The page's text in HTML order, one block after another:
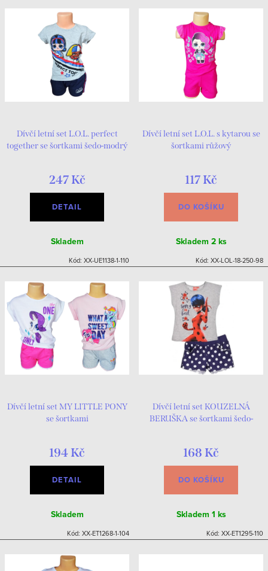
Dívčí letní set L.O.L. perfect
together se šortkami šedo-modrý
247 Kč
DETAIL
Skladem
Kód: XX-UE1138-1-110
Dívčí letní set L.O.L. s kytarou se
šortkami růžový
117 Kč
DO KOŠÍKU
Skladem 2 ks
Kód: XX-LOL-18-250-98
Dívčí letní set MY LITTLE PONY
se šortkami
194 Kč
DETAIL
Skladem
Kód: XX-ET1268-1-104
Dívčí letní set KOUZELNÁ
BERUŠKA se šortkami šedo-
168 Kč
DO KOŠÍKU
Skladem 1 ks
Kód: XX-ET1295-110